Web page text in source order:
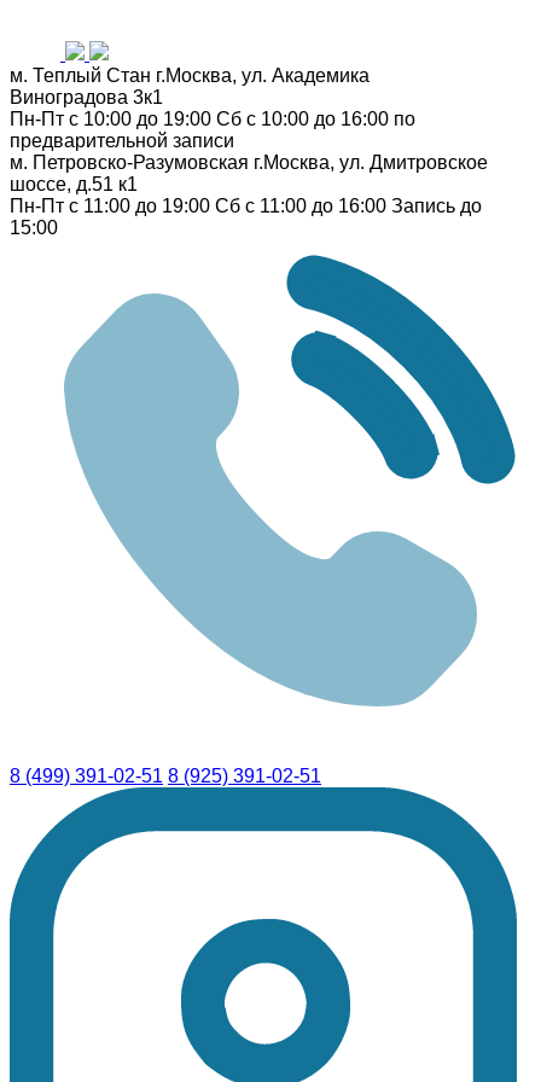
м. Теплый Стан г.Москва, ул. Академика
Виноградова 3к1
Пн-Пт с 10:00 до 19:00 Сб с 10:00 до 16:00 по
предварительной записи
м. Петровско-Разумовская г.Москва, ул. Дмитровское
шоссе, д.51 к1
Пн-Пт с 11:00 до 19:00 Сб с 11:00 до 16:00 Запись до
15:00
8 (499) 391-02-51 8 (925) 391-02-51